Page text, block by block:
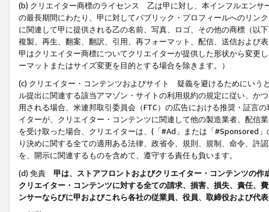
(b) クリエイター商標のライセンス 乙は甲に対し、本インフルエンサ
の最長期間にわたり、甲に対してパブリック・プロフィールへのリン
に関連して甲に提供される乙の名前、写真、ロゴ、その他の商標（以
複製、再生、翻案、翻訳、引用、再フォーマット、配信、送信および
甲はクリエイター商標についてクリエイターが提供した形状から変更
ーマットまたはサイズ変更を目的とする場合を除きます。）
(c) クリエイター・コンテンツおよびサイト 疑義を避けるためにいう
ル提出に関連する該当アマゾン・サイトの利用規約の規定に従い、か
用される場合、米連邦取引委員会（FTC）の広告における推奨・証言
イターが、クリエイター・コンテンツに関連して他の製造業者、配信
を受け取った場合、クリエイターは、(「#Ad」または「#Sponsored
り決めに関する全ての適用ある法律、政省令、規則、規制、命令、許
を、開示に関連するものを含めて、遵守する責任も負います。
(d) 免責 甲は、ストアフロントおよびクリエイター・コンテンツの
クリエイター・コンテンツに対する全ての請求、損害、損失、責任、
ンサーならびに甲およびこれら各社の従業員、役員、取締役および代